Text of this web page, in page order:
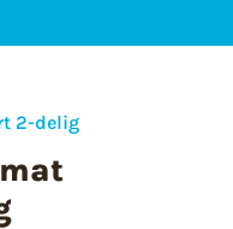
2-delig